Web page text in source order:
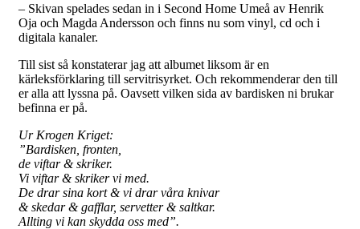
– Skivan spelades sedan in i Second Home Umeå av Henrik
Oja och Magda Andersson och finns nu som vinyl, cd och i
digitala kanaler.
Till sist så konstaterar jag att albumet liksom är en
kärleksförklaring till servitrisyrket. Och rekommenderar den till
er alla att lyssna på. Oavsett vilken sida av bardisken ni brukar
befinna er på.
Ur Krogen Kriget:
”Bardisken, fronten,
de viftar & skriker.
Vi viftar & skriker vi med.
De drar sina kort & vi drar våra knivar
& skedar & gafflar, servetter & saltkar.
Allting vi kan skydda oss med”.